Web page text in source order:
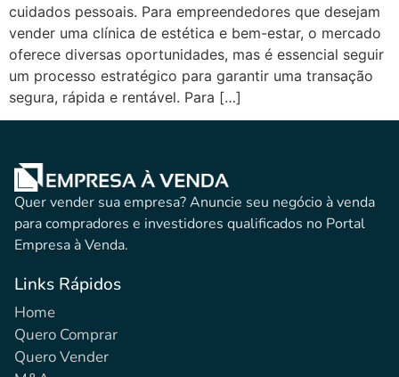
cuidados pessoais. Para empreendedores que desejam
vender uma clínica de estética e bem-estar, o mercado
oferece diversas oportunidades, mas é essencial seguir
um processo estratégico para garantir uma transação
segura, rápida e rentável. Para […]
Quer vender sua empresa? Anuncie seu negócio à venda
para compradores e investidores qualificados no Portal
Empresa à Venda.
Links Rápidos
Home
Quero Comprar
Quero Vender